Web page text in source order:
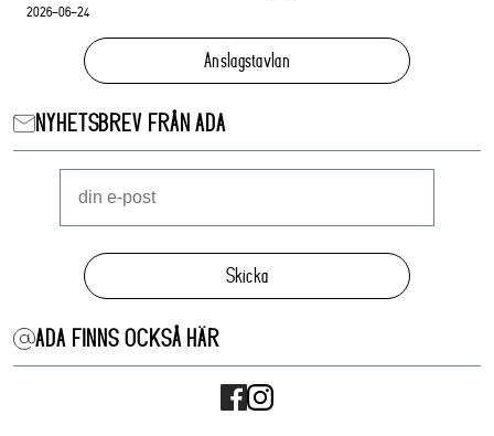
2026-06-24
Anslagstavlan
NYHETSBREV FRÅN ADA
Skicka
ADA FINNS OCKSÅ HÄR